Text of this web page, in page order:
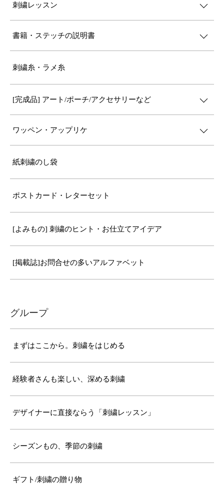
刺繍レッスン
書籍・ステッチの説明書
刺繍糸・ラメ糸
[完成品] アート/ポーチ/アクセサリーなど
ワッペン・アップリケ
紙刺繍のし袋
ポストカード・レターセット
[よみもの] 刺繍のヒント・お仕立てアイデア
[掲載誌]お問合せの多いアルファベット
グループ
まずはここから。刺繍をはじめる
経験者さんも楽しい、深める刺繍
デザイナーに直接ならう「刺繍レッスン」
シーズンもの、季節の刺繍
ギフト/刺繍の贈り物